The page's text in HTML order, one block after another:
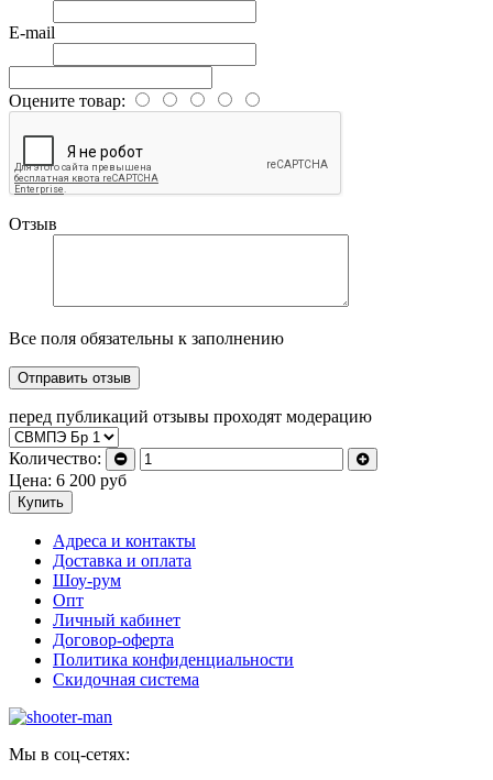
E-mail
Оцените товар:
Отзыв
Все поля обязательны к заполнению
перед публикаций отзывы проходят модерацию
Количество:
Цена: 6 200 руб
Купить
Адреса и контакты
Доставка и оплата
Шоу-рум
Опт
Личный кабинет
Договор-оферта
Политика конфиденциальности
Скидочная система
Мы в соц-сетях: